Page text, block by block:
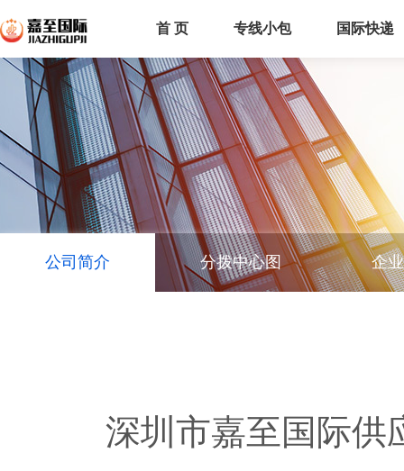
首 页 专线小包 国际快递
公司简介 分拨中心图 企
深圳市嘉至国际供